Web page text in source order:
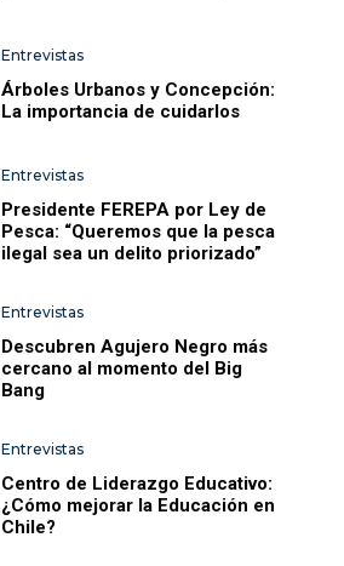
Entrevistas
Árboles Urbanos y Concepción:
La importancia de cuidarlos
Entrevistas
Presidente FEREPA por Ley de
Pesca: “Queremos que la pesca
ilegal sea un delito priorizado”
Entrevistas
Descubren Agujero Negro más
cercano al momento del Big
Bang
Entrevistas
Centro de Liderazgo Educativo:
¿Cómo mejorar la Educación en
Chile?